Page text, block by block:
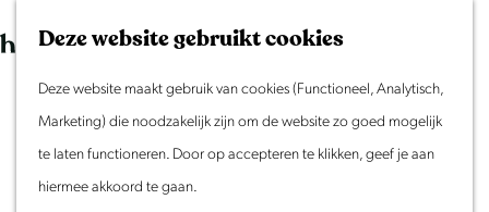
Deze website gebruikt cookies
Deze website maakt gebruik van cookies (Functioneel, Analytisch,
Marketing) die noodzakelijk zijn om de website zo goed mogelijk
te laten functioneren. Door op accepteren te klikken, geef je aan
hiermee akkoord te gaan.
G
a
K
a
r
t
Z
e
k
e
n
e
n
u
Dit weekend
Doen & Beleven
Zomer in Laag Holland
Streekproductenroute door De Beemster
(29 km)